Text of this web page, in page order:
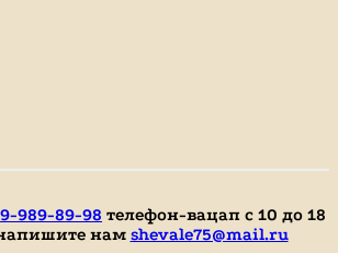
989-89-98 телефон-вацап с 10 до 18
нам shevale75@mail.ru